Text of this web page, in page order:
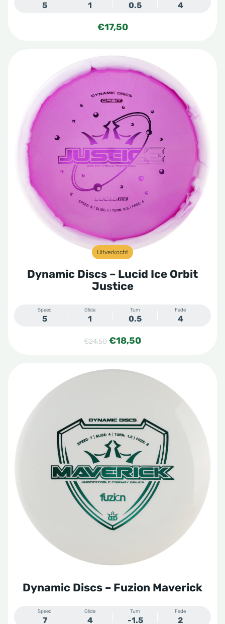
5 1 0.5 4
€17,50
Uitverkocht
Dynamic Discs – Lucid Ice Orbit
Justice
Speed
5
Glide
1
Turn
0.5
Fade
4
€24,50 Oorspronkelijke
was:
€18,50Huidige
is:
€18,50.
Dynamic Discs – Fuzion Maverick
Speed
7
Glide
4
Turn
-1.5
Fade
2